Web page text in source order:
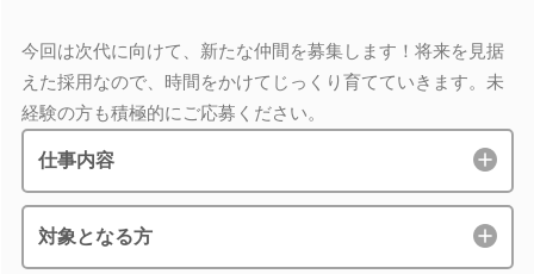
今回は次代に向けて、新たな仲間を募集します！将来を見据
えた採用なので、時間をかけてじっくり育てていきます。未
経験の方も積極的にご応募ください。
仕事内容
対象となる方